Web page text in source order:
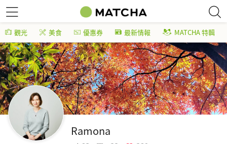
觀光 美食 優惠券 最新情報 MATCHA 特輯
Ramona